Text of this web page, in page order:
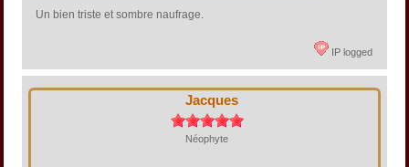
Un bien triste et sombre naufrage.
IP logged
Jacques
Néophyte